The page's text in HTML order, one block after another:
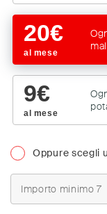
9€
al mese
20€
al mese
Oppure scegli